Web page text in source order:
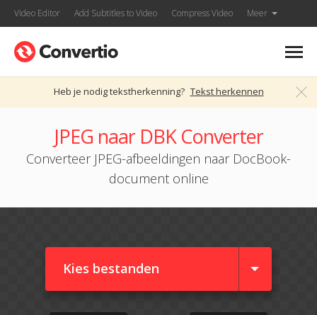
Video Editor Add Subtitles to Video Compress Video Meer
Heb je nodig tekstherkenning? Tekst herkennen
JPEG naar DBK Converter
Converteer JPEG-afbeeldingen naar DocBook-
document online
Kies bestanden